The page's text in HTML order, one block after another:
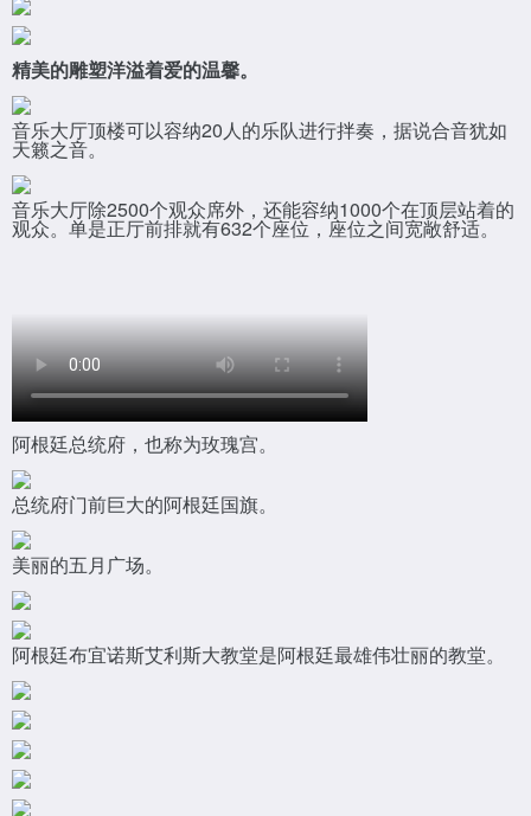
精美的雕塑洋溢着爱的温馨。
音乐大厅顶楼可以容纳20人的乐队进行拌奏，据说合音犹如
天籁之音。
音乐大厅除2500个观众席外，还能容纳1000个在顶层站着的
观众。单是正厅前排就有632个座位，座位之间宽敞舒适。
阿根廷总统府，也称为玫瑰宫。
总统府门前巨大的阿根廷国旗。
美丽的五月广场。
阿根廷布宜诺斯艾利斯大教堂是阿根廷最雄伟壮丽的教堂。